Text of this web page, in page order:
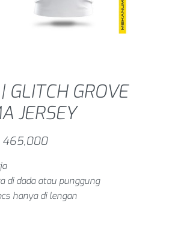
GROVE
JERSEY
465,000
di dada atau punggung
hanya di lengan